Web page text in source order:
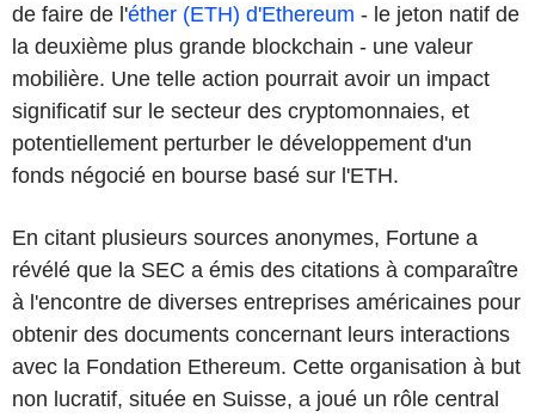
de faire de l'éther (ETH) d'Ethereum - le jeton natif de
la deuxième plus grande blockchain - une valeur
mobilière. Une telle action pourrait avoir un impact
significatif sur le secteur des cryptomonnaies, et
potentiellement perturber le développement d'un
fonds négocié en bourse basé sur l'ETH.
En citant plusieurs sources anonymes, Fortune a
révélé que la SEC a émis des citations à comparaître
à l'encontre de diverses entreprises américaines pour
obtenir des documents concernant leurs interactions
avec la Fondation Ethereum. Cette organisation à but
non lucratif, située en Suisse, a joué un rôle central